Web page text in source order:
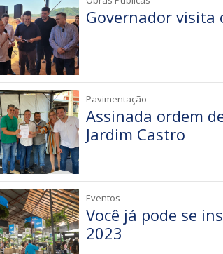
Governador visita
Pavimentação
Assinada ordem
Jardim Castro
Eventos
Você já pode se
2023